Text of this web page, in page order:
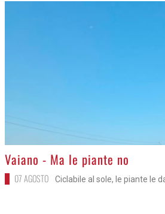
>
Vaiano - Ma le piante no
07 AGOSTO Ciclabile al sole, le piante le